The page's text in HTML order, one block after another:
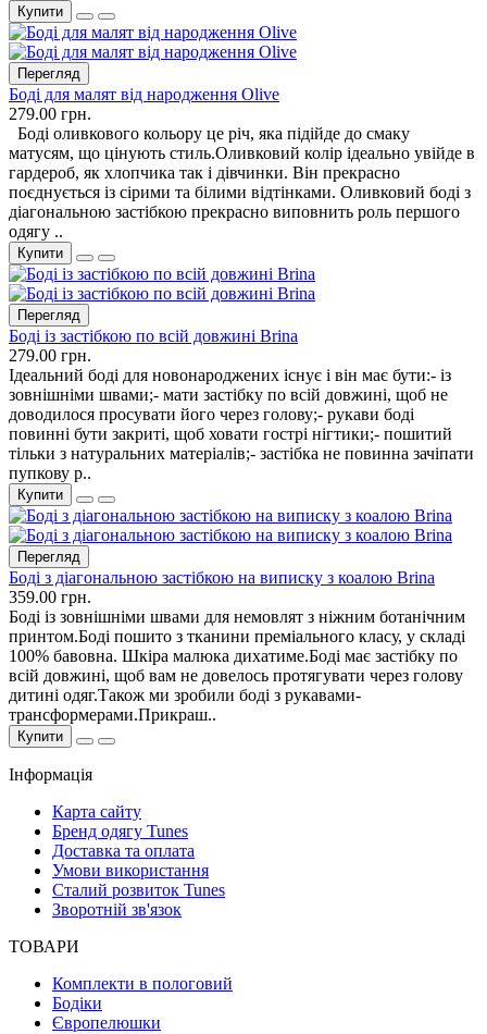
Купити
Перегляд
Боді для малят від народження Olive
279.00 грн.
Боді оливкового кольору це річ, яка підійде до смаку
матусям, що цінують стиль.Оливковий колір ідеально увійде в
гардероб, як хлопчика так і дівчинки. Він прекрасно
поєднується із сірими та білими відтінками. Оливковий боді з
діагональною застібкою прекрасно виповнить роль першого
одягу ..
Купити
Перегляд
Боді із застібкою по всій довжині Brina
279.00 грн.
Ідеальний боді для новонароджених існує і він має бути:- із
зовнішніми швами;- мати застібку по всій довжині, щоб не
доводилося просувати його через голову;- рукави боді
повинні бути закриті, щоб ховати гострі нігтики;- пошитий
тільки з натуральних матеріалів;- застібка не повинна зачіпати
пупкову р..
Купити
Перегляд
Боді з діагональною застібкою на виписку з коалою Brina
359.00 грн.
Боді із зовнішніми швами для немовлят з ніжним ботанічним
принтом.Боді пошито з тканини преміального класу, у складі
100% бавовна. Шкіра малюка дихатиме.Боді має застібку по
всій довжині, щоб вам не довелось протягувати через голову
дитині одяг.Також ми зробили боді з рукавами-
трансформерами.Прикраш..
Купити
Інформація
Карта сайту
Бренд одягу Tunes
Доставка та оплата
Умови використання
Сталий розвиток Tunes
Зворотній зв'язок
ТОВАРИ
Комплекти в пологовий
Бодіки
Європелюшки